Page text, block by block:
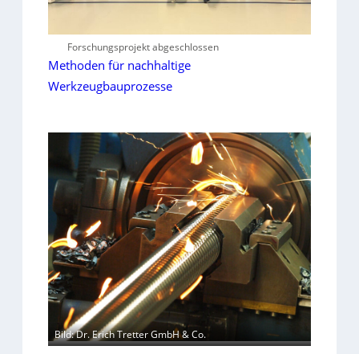
Forschungsprojekt abgeschlossen
Methoden für nachhaltige
Werkzeugbauprozesse
Bild: Dr. Erich Tretter GmbH & Co.